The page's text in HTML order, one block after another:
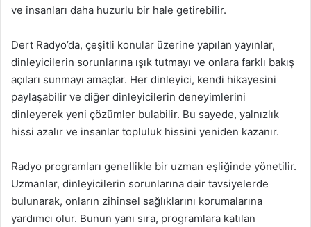
ve insanları daha huzurlu bir hale getirebilir.
Dert Radyo’da, çeşitli konular üzerine yapılan yayınlar,
dinleyicilerin sorunlarına ışık tutmayı ve onlara farklı bakış
açıları sunmayı amaçlar. Her dinleyici, kendi hikayesini
paylaşabilir ve diğer dinleyicilerin deneyimlerini
dinleyerek yeni çözümler bulabilir. Bu sayede, yalnızlık
hissi azalır ve insanlar topluluk hissini yeniden kazanır.
Radyo programları genellikle bir uzman eşliğinde yönetilir.
Uzmanlar, dinleyicilerin sorunlarına dair tavsiyelerde
bulunarak, onların zihinsel sağlıklarını korumalarına
yardımcı olur. Bunun yanı sıra, programlara katılan